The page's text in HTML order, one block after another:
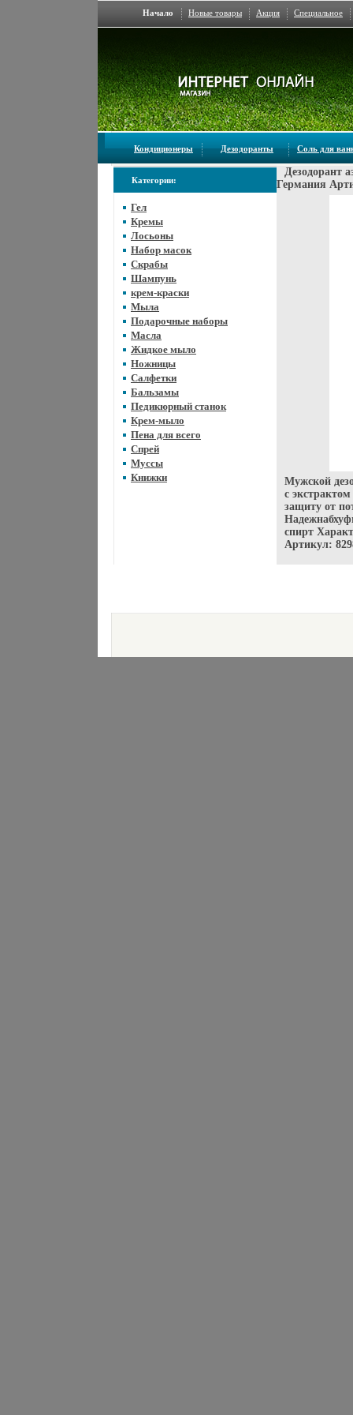
Начало Новые товары Акция Специальное
Кондиционеры Дезодоранты Соль для
Категории:
Гел
Кремы
Лосьоны
Набор масок
Скрабы
Шампунь
крем-краски
Мыла
Подарочные наборы
Масла
Жидкое мыло
Ножницы
Салфетки
Бальзамы
Педикюрный станок
Крем-мыло
Пена для всего
Спрей
Муссы
Книжки
Дезодорант
Германия
Мужской
с
защиту от
спирт
Артикул: